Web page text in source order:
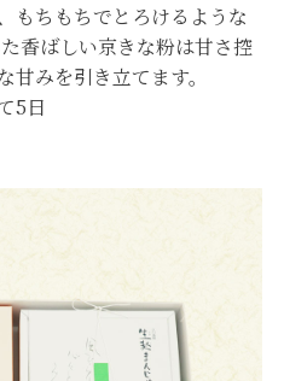
もちもちでとろけるような
香ばしい京きな粉は甘さ控
みを引き立てます。
5日